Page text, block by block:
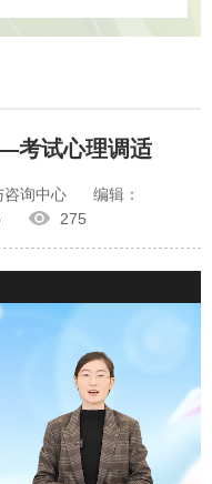
考试心理调适
咨询中心
编辑：
275